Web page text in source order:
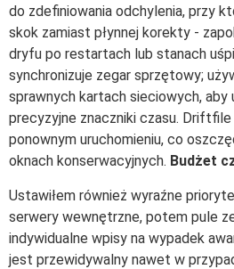
do zdefiniowania odchylenia, przy
skok zamiast płynnej korekty -
dryfu po restartach lub stanach
synchronizuje zegar sprzętowy;
sprawnych kartach sieciowych, aby
precyzyjne znaczniki czasu.
ponownym uruchomieniu, co
oknach konserwacyjnych. Budżet
Ustawiłem również wyraźne
serwery wewnętrzne, potem pule
indywidualne wpisy na wypadek
jest przewidywalny nawet w